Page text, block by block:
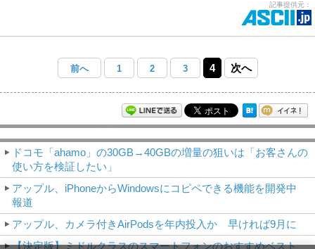
記事提供元：
前へ 1 2 3 4 次へ
ドコモ「ahamo」の30GB→40GBの増量の狙いは「お客さんの
使い方を検証したい」
アップル、iPhoneからWindowsにコピペできる機能を開発中
報道
アップル、カメラ付きAirPodsを年内投入か 早ければ9月に
【決定版】ミドルクラスのスマートフォンのおすすめベスト